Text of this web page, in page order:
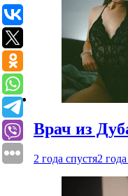
Врач из
2 года спустя2